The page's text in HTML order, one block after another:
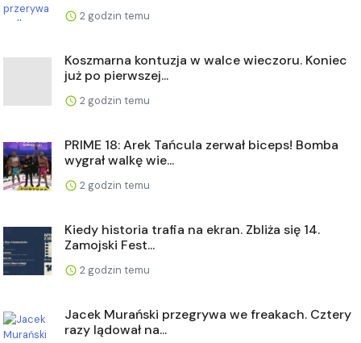
2 godzin temu
Koszmarna kontuzja w walce wieczoru. Koniec
już po pierwszej...
2 godzin temu
PRIME 18: Arek Tańcula zerwał biceps! Bomba
wygrał walkę wie...
2 godzin temu
Kiedy historia trafia na ekran. Zbliża się 14.
Zamojski Fest...
2 godzin temu
Jacek Murański przegrywa we freakach. Cztery
razy lądował na...